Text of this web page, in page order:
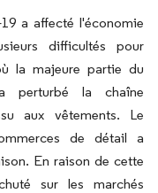
a affecté l'économie
difficultés pour
la majeure partie du
perturbé la chaîne
aux vêtements. Le
de détail a
En raison de cette
sur les marchés